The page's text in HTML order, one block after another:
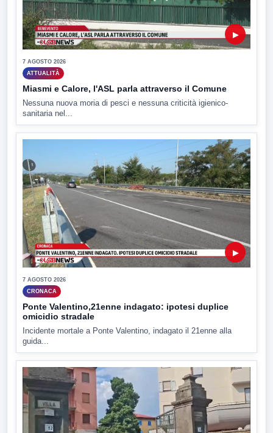
▶
7 AGOSTO 2026
ATTUALITÀ
Miasmi e Calore, l'ASL parla attraverso il Comune
Nessuna nuova moria di pesci e nessuna criticità igienico-
sanitaria nel...
▶
7 AGOSTO 2026
CRONACA
Ponte Valentino,21enne indagato: ipotesi duplice
omicidio stradale
Incidente mortale a Ponte Valentino, indagato il 21enne alla
guida...